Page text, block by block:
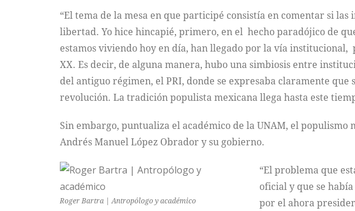
“El tema de la mesa en que participé consistía en comentar si
libertad. Yo hice hincapié, primero, en el hecho paradójico de
estamos viviendo hoy en día, han llegado por la vía
XX. Es decir, de alguna manera, hubo una simbiosis entre
del antiguo régimen, el PRI, donde se expresaba claramente
revolución. La tradición populista mexicana llega hasta este
Sin embargo, puntualiza el académico de la UNAM, el
Andrés Manuel López Obrador y su gobierno.
Roger Bartra | Antropólogo y académico
“El problema que
oficial y que se
por el ahora